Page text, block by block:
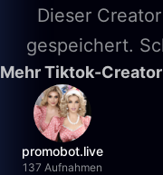
Dieser
gespeichert.
Mehr Tiktok-Creator
promobot.live
137 Aufnahmen